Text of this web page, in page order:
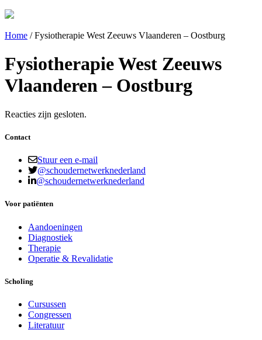
Home /Fysiotherapie West Zeeuws Vlaanderen – Oostburg
Fysiotherapie West Zeeuws
Vlaanderen – Oostburg
Reacties zijn gesloten.
Contact
Stuur een e-mail
@schoudernetwerknederland
@schoudernetwerknederland
Voor patiënten
Aandoeningen
Diagnostiek
Therapie
Operatie & Revalidatie
Scholing
Cursussen
Congressen
Literatuur